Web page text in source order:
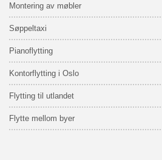
Montering av møbler
Søppeltaxi
Pianoflytting
Kontorflytting i Oslo
Flytting til utlandet
Flytte mellom byer